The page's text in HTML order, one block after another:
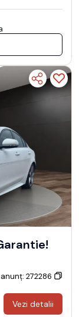
anunț: 272286
Vezi detalii